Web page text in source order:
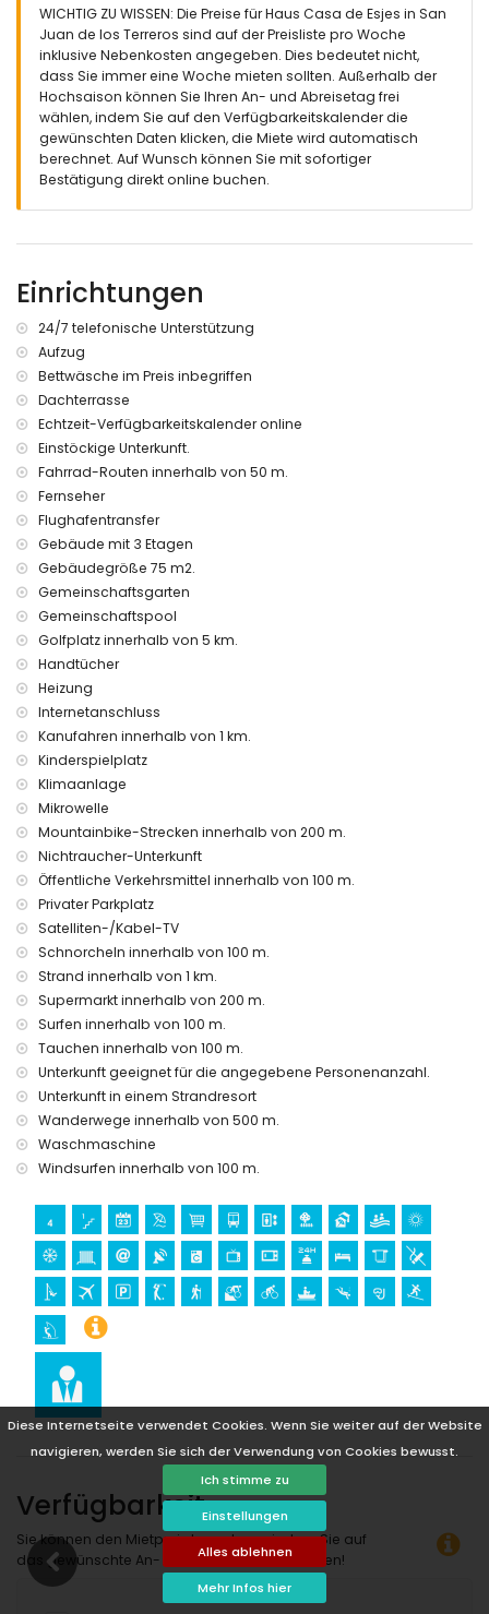
Diese Internetseite verwendet Cookies. Wenn Sie weiter auf der Website
navigieren, werden Sie sich der Verwendung von Cookies bewusst.
Ich stimme zu
Einstellungen
Alles ablehnen
Mehr Infos hier
Außenbereich des Hauses
eingezäuntes Grundstück
Gemeinschaftspool
gemeinschaftlicher Garten mit Rasen
Spielplatz
2 Terrassen
Außen Sitzbereich und Außen Essbereich
privater, geschlossener Parkplatz
Dachterrasse
nähe zum Flussufer oder Strand innerhalb von 100 Metern
nächster Strand innerhalb von 1000 Metern vom Haus
nächster Hafen: Villaricos (innerhalb von 10 Kilometern vom
Haus)
nächster Flughafen: Almeria/Murcia (innerhalb von 100
Kilometern vom Haus)
zweiter nächster Flughafen: Alicante (> 100 Kilometer)
öffentliche Verkehrsmittel in der Nähe: Bus innerhalb von 100
Metern und Zug innerhalb von 15 Kilometern
Rauchen nicht erlaubt
Haustiere sind nicht erlaubt
Das Gebäude, in dem sich die Unterkunft befindet, verfügt
über einen Aufzug.
Die Unterkunft ist sehr geeignet für Familien mit Kindern.
Ausstattung und Dienstleistungen im Mietpreis des Hauses
enthalten
Internet (WiFi)
Staubsauger sowie Bügeleisen und Bügelbrett
Bettwäsche und Handtücher
24-Stunden-Notdienst
Heizung
Ausstattung und Dienstleistungen gegen Aufpreis
Unterhaltung und Freizeitaktivitäten für Ihren Urlaub in San
Juan de los Terreros, Andalusien
Bar und Promenade (innerhalb von 500 Metern vom Haus)
Wasserpark (Agua Vera) (innerhalb von 10 Kilometern vom
Haus)
Sehenswürdigkeiten und Kultur in San Juan de los Terreros,
Andalusien
Ruine (innerhalb von 1000 Metern von der Unterkunft)
Schloss (Schloss San Juan de los Terreros), Denkmal (La
Geoda) und historischer Ort (innerhalb von 5 Kilometern von
der Unterkunft)
Museum (Aguilas), Kirche (Aguilas) und architektonisches
Gebäude (innerhalb von 25 Kilometern von der Unterkunft)
Sport
Wandern, Mountainbiken, Radfahren, Kanufahren, Tauchen,
Schnorcheln, Surfen und Windsurfen (innerhalb von 1000
Metern vom Haus)
Golf (Aguilon Golf) (innerhalb von 5 Kilometern vom Haus)
WICHTIG ZU WISSEN: Die Preise für Haus Casa de Esjes in San
Juan de los Terreros sind auf der Preisliste pro Woche
inklusive Nebenkosten angegeben. Dies bedeutet nicht,
dass Sie immer eine Woche mieten sollten. Außerhalb der
Hochsaison können Sie Ihren An- und Abreisetag frei
wählen, indem Sie auf den Verfügbarkeitskalender die
gewünschten Daten klicken, die Miete wird automatisch
berechnet. Auf Wunsch können Sie mit sofortiger
Bestätigung direkt online buchen.
Einrichtungen
24/7 telefonische Unterstützung
Aufzug
Bettwäsche im Preis inbegriffen
Dachterrasse
Echtzeit-Verfügbarkeitskalender online
Einstöckige Unterkunft.
Fahrrad-Routen innerhalb von 50 m.
Fernseher
Flughafentransfer
Gebäude mit 3 Etagen
Gebäudegröße 75 m2.
Gemeinschaftsgarten
Gemeinschaftspool
Golfplatz innerhalb von 5 km.
Handtücher
Heizung
Internetanschluss
Kanufahren innerhalb von 1 km.
Kinderspielplatz
Klimaanlage
Mikrowelle
Mountainbike-Strecken innerhalb von 200 m.
Nichtraucher-Unterkunft
Öffentliche Verkehrsmittel innerhalb von 100 m.
Privater Parkplatz
Satelliten-/Kabel-TV
Schnorcheln innerhalb von 100 m.
Strand innerhalb von 1 km.
Supermarkt innerhalb von 200 m.
Surfen innerhalb von 100 m.
Tauchen innerhalb von 100 m.
Unterkunft geeignet für die angegebene Personenanzahl.
Unterkunft in einem Strandresort
Wanderwege innerhalb von 500 m.
Waschmaschine
Windsurfen innerhalb von 100 m.
Verfügbarkeit
Sie können den Mietpreis berechnen, indem Sie auf
das gewünschte An- und Abreisedatum klicken!